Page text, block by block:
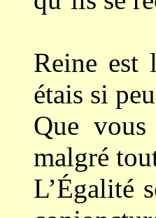
Reine est
étais si
Que vous
malgré
L’Égalité